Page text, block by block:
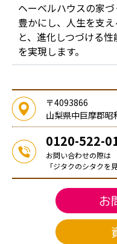
ヘーベルハウスの家
豊かにし、人生を支
と、進化しつづける
を実現します。
〒4093866
山梨県中巨摩郡
0120-522-
お問い合わせの際は
「ジタクのシタクを
お